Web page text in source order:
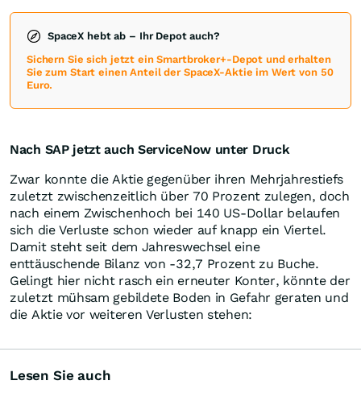
SpaceX hebt ab – Ihr Depot auch?
Sichern Sie sich jetzt ein Smartbroker+-Depot und erhalten
Sie zum Start einen Anteil der SpaceX-Aktie im Wert von 50
Euro.
Nach SAP jetzt auch ServiceNow unter Druck
Zwar konnte die Aktie gegenüber ihren Mehrjahrestiefs
zuletzt zwischenzeitlich über 70 Prozent zulegen, doch
nach einem Zwischenhoch bei 140 US-Dollar belaufen
sich die Verluste schon wieder auf knapp ein Viertel.
Damit steht seit dem Jahreswechsel eine
enttäuschende Bilanz von -32,7 Prozent zu Buche.
Gelingt hier nicht rasch ein erneuter Konter, könnte der
zuletzt mühsam gebildete Boden in Gefahr geraten und
die Aktie vor weiteren Verlusten stehen:
Lesen Sie auch